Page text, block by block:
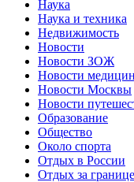
Наука
Наука и техника
Недвижимость
Новости
Новости ЗОЖ
Новости
Новости Москвы
Новости
Образование
Общество
Около спорта
Отдых в России
Отдых за